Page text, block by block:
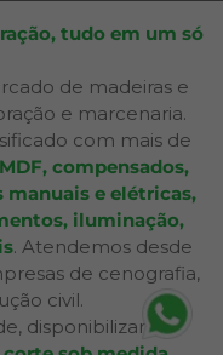
tudo em um só
de madeiras e
e marcenaria.
com mais de
compensados,
manuais e elétricas,
iluminação,
. Atendemos desde
de cenografia,
civil.
disponibilizamos